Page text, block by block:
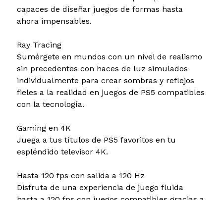
capaces de diseñar juegos de formas hasta
ahora impensables.
Ray Tracing
Sumérgete en mundos con un nivel de realismo
sin precedentes con haces de luz simulados
individualmente para crear sombras y reflejos
fieles a la realidad en juegos de PS5 compatibles
con la tecnología.
Gaming en 4K
Juega a tus títulos de PS5 favoritos en tu
espléndido televisor 4K.
Hasta 120 fps con salida a 120 Hz
Disfruta de una experiencia de juego fluida